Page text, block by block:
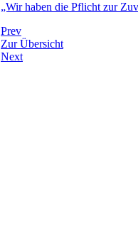
„Wir haben die Pflicht zur
Prev
Zur Übersicht
Next